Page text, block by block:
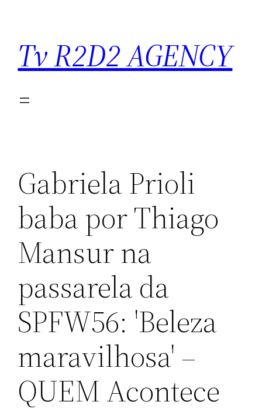
conteúdo
Tv R2D2 AGENCY
Gabriela Prioli
baba por Thiago
Mansur na
passarela da
SPFW56: 'Beleza
maravilhosa' –
QUEM Acontece